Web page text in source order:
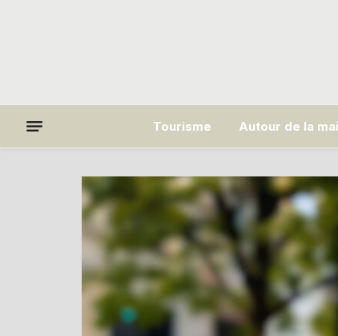
Tourisme Autour de la